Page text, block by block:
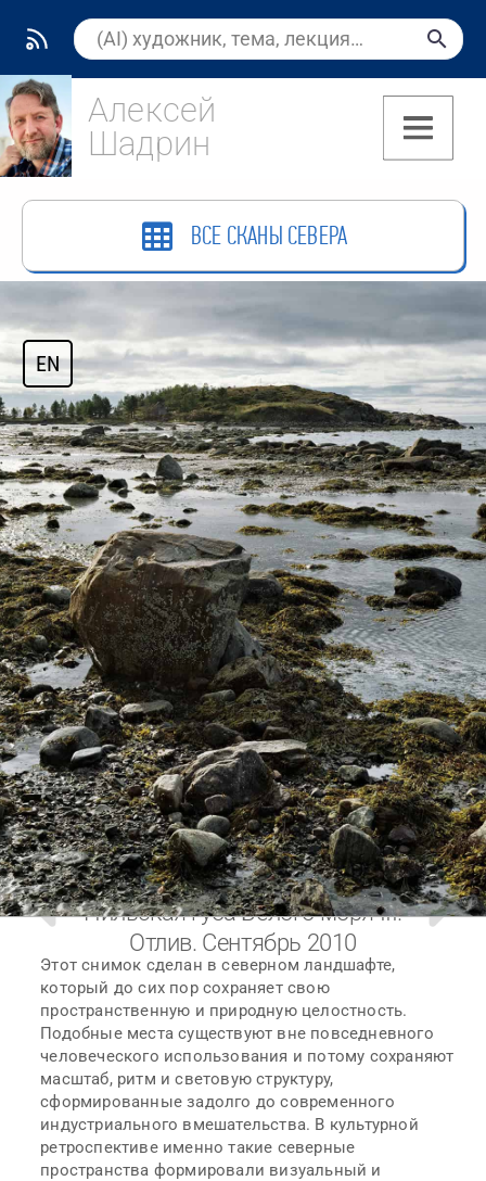
Алексей
Шадрин
(8)
ВСЕ СКАНЫ СЕВЕРА
EN
Пильская губа Белого моря III.
Отлив. Сентябрь 2010
Этот снимок сделан в северном ландшафте,
который до сих пор сохраняет свою
пространственную и природную целостность.
Подобные места существуют вне повседневного
человеческого использования и потому сохраняют
масштаб, ритм и световую структуру,
сформированные задолго до современного
индустриального вмешательства. В культурной
ретроспективе именно такие северные
пространства формировали визуальный и